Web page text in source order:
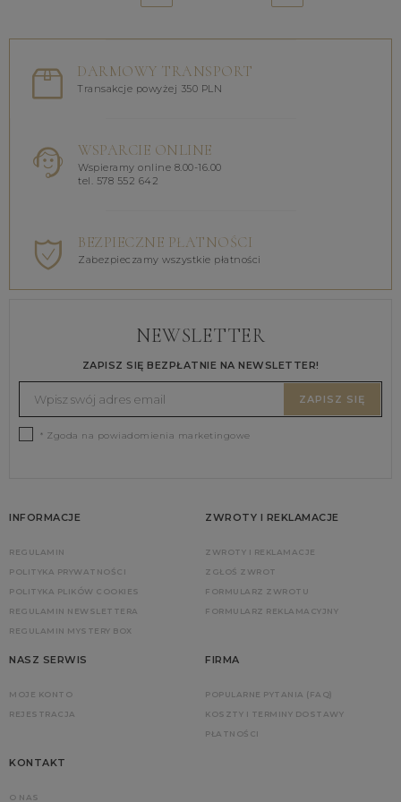
DARMOWY TRANSPORT
Transakcje powyżej 350 PLN
WSPARCIE ONLINE
Wspieramy online 8.00-16.00
tel. 578 552 642
BEZPIECZNE PŁATNOŚCI
Zabezpieczamy wszystkie płatności
NEWSLETTER
ZAPISZ SIĘ BEZPŁATNIE NA NEWSLETTER!
ZAPISZ SIĘ
* Zgoda na powiadomienia marketingowe
INFORMACJE
REGULAMIN
POLITYKA PRYWATNOŚCI
POLITYKA PLIKÓW COOKIES
REGULAMIN NEWSLETTERA
REGULAMIN MYSTERY BOX
ZWROTY I REKLAMACJE
ZWROTY I REKLAMACJE
ZGŁOŚ ZWROT
FORMULARZ ZWROTU
FORMULARZ REKLAMACYJNY
NASZ SERWIS
MOJE KONTO
REJESTRACJA
FIRMA
POPULARNE PYTANIA (FAQ)
KOSZTY I TERMINY DOSTAWY
PŁATNOŚCI
KONTAKT
O NAS